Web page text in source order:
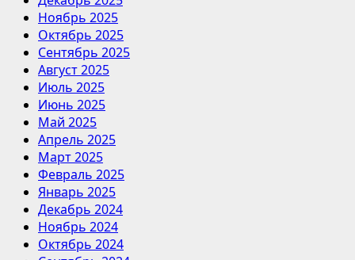
Ноябрь 2025
Октябрь 2025
Сентябрь 2025
Август 2025
Июль 2025
Июнь 2025
Май 2025
Апрель 2025
Март 2025
Февраль 2025
Январь 2025
Декабрь 2024
Ноябрь 2024
Октябрь 2024